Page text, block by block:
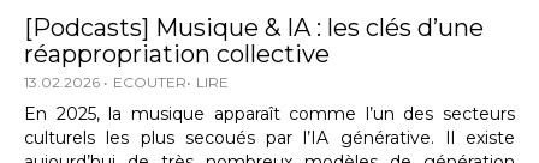
[Podcasts] Musique & IA : les clés d’une
réappropriation collective
13.02.2026 ECOUTER LIRE
En 2025, la musique apparaît comme l’un des secteurs
culturels les plus secoués par l’IA générative. Il existe